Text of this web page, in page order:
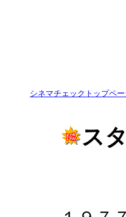
シネマチェックトップペー
ス